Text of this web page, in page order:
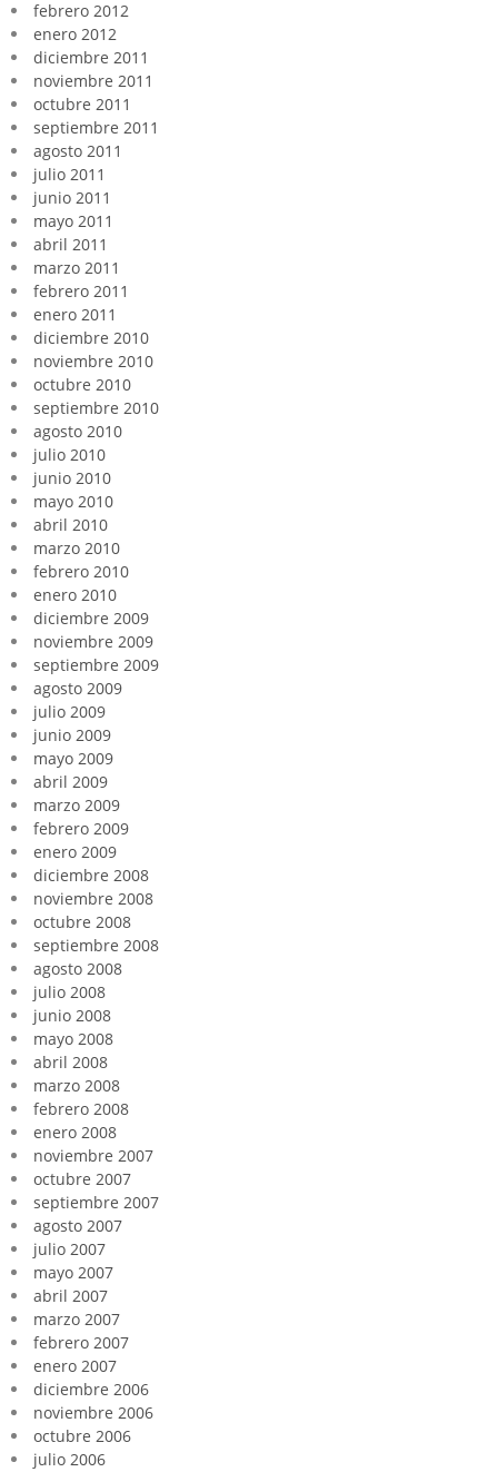
febrero 2012
enero 2012
diciembre 2011
noviembre 2011
octubre 2011
septiembre 2011
agosto 2011
julio 2011
junio 2011
mayo 2011
abril 2011
marzo 2011
febrero 2011
enero 2011
diciembre 2010
noviembre 2010
octubre 2010
septiembre 2010
agosto 2010
julio 2010
junio 2010
mayo 2010
abril 2010
marzo 2010
febrero 2010
enero 2010
diciembre 2009
noviembre 2009
septiembre 2009
agosto 2009
julio 2009
junio 2009
mayo 2009
abril 2009
marzo 2009
febrero 2009
enero 2009
diciembre 2008
noviembre 2008
octubre 2008
septiembre 2008
agosto 2008
julio 2008
junio 2008
mayo 2008
abril 2008
marzo 2008
febrero 2008
enero 2008
noviembre 2007
octubre 2007
septiembre 2007
agosto 2007
julio 2007
mayo 2007
abril 2007
marzo 2007
febrero 2007
enero 2007
diciembre 2006
noviembre 2006
octubre 2006
julio 2006